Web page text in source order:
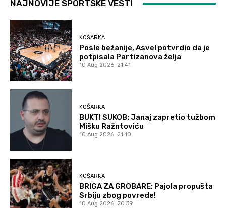
NAJNOVIJE SPORTSKE VESTI
KOŠARKA
Posle bežanije, Asvel potvrdio da je
potpisala Partizanova želja
10 Aug 2026. 21:41
KOŠARKA
BUKTI SUKOB: Janaj zapretio tužbom
Mišku Ražntoviću
10 Aug 2026. 21:10
KOŠARKA
BRIGA ZA GROBARE: Pajola propušta
Srbiju zbog povrede!
10 Aug 2026. 20:39